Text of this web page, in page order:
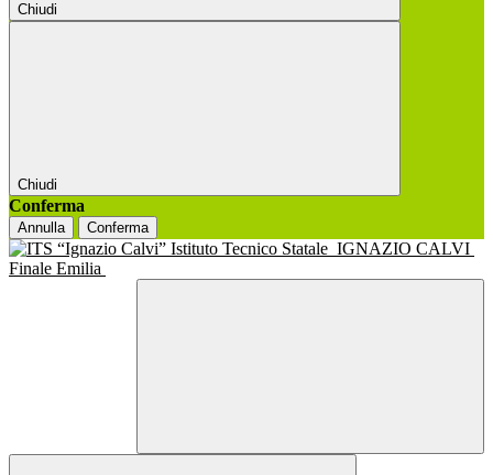
Chiudi
Chiudi
Conferma
Annulla Conferma
Istituto Tecnico Statale IGNAZIO CALVI
Finale Emilia